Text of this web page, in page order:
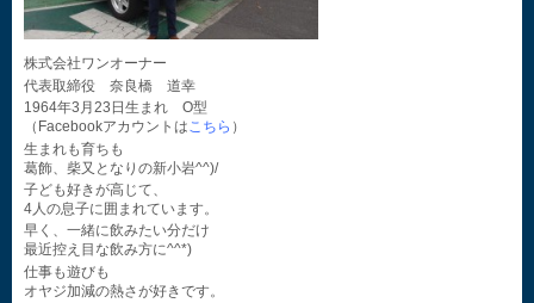
株式会社ワンオーナー
代表取締役 奈良橋 道幸
1964年3月23日生まれ O型
（Facebookアカウントはこちら ）
生まれも育ちも
葛飾、柴又となりの新小岩^^)/
子ども好きが高じて、
4人の息子に囲まれています。
早く、一緒に飲みたい分だけ
最近控え目な飲み方に^^*)
仕事も遊びも
オヤジ加減の熱さが好きです。